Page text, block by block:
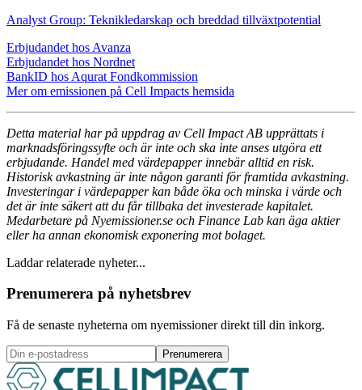
Analyst Group: Teknikledarskap och breddad tillväxtpotential
Erbjudandet hos Avanza
Erbjudandet hos Nordnet
BankID hos Aqurat Fondkommission
Mer om emissionen på Cell Impacts hemsida
Detta material har på uppdrag av Cell Impact AB upprättats i
marknadsföringssyfte och är inte och ska inte anses utgöra ett
erbjudande. Handel med värdepapper innebär alltid en risk.
Historisk avkastning är inte någon garanti för framtida avkastning.
Investeringar i värdepapper kan både öka och minska i värde och
det är inte säkert att du får tillbaka det investerade kapitalet.
Medarbetare på Nyemissioner.se och Finance Lab kan äga aktier
eller ha annan ekonomisk exponering mot bolaget.
Laddar relaterade nyheter...
Prenumerera på nyhetsbrev
Få de senaste nyheterna om nyemissioner direkt till din inkorg.
Prenumerera